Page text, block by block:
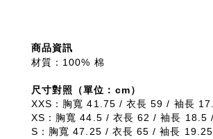
商品資訊
材質 ：100% 棉
尺寸對照（單位：cm）
XXS：胸寬 41.75 / 衣長 59 / 袖長
XS：胸寬 44.5 / 衣長 62 / 袖長 18.5
S：胸寬 47.25 / 衣長 65 / 袖長